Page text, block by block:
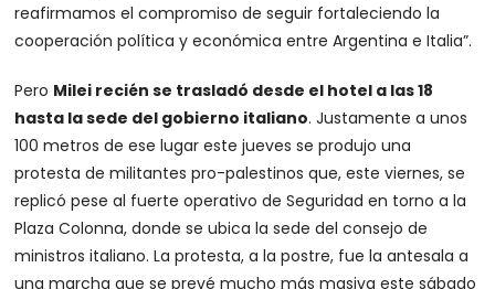
reafirmamos el compromiso de seguir fortaleciendo la
cooperación política y económica entre Argentina e Italia”.
Pero Milei recién se trasladó desde el hotel a las 18
hasta la sede del gobierno italiano. Justamente a unos
100 metros de ese lugar este jueves se produjo una
protesta de militantes pro-palestinos que, este viernes, se
replicó pese al fuerte operativo de Seguridad en torno a la
Plaza Colonna, donde se ubica la sede del consejo de
ministros italiano. La protesta, a la postre, fue la antesala a
una marcha que se prevé mucho más masiva este sábado